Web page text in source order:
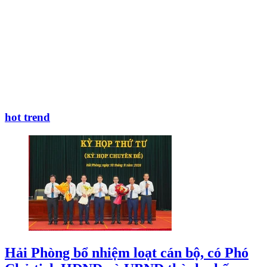
hot trend
Hải Phòng bổ nhiệm loạt cán bộ, có Phó